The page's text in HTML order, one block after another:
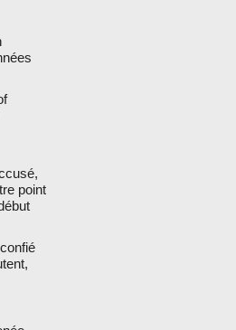
point